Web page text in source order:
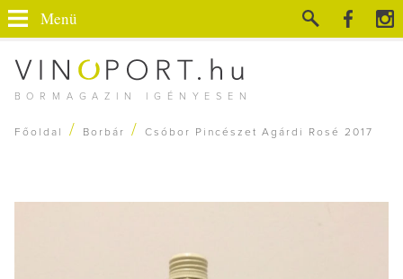
BORMAGAZIN IGÉNYESEN
Menü
Főoldal / Borbár / Csóbor Pincészet Agárdi Rosé 2017